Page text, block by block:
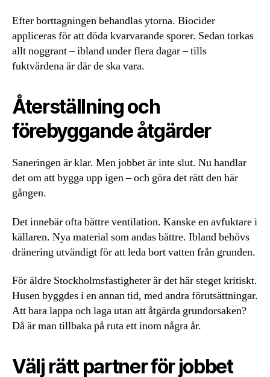
Efter borttagningen behandlas ytorna. Biocider
appliceras för att döda kvarvarande sporer. Sedan torkas
allt noggrant – ibland under flera dagar – tills
fuktvärdena är där de ska vara.
Återställning och
förebyggande åtgärder
Saneringen är klar. Men jobbet är inte slut. Nu handlar
det om att bygga upp igen – och göra det rätt den här
gången.
Det innebär ofta bättre ventilation. Kanske en avfuktare i
källaren. Nya material som andas bättre. Ibland behövs
dränering utvändigt för att leda bort vatten från grunden.
För äldre Stockholmsfastigheter är det här steget kritiskt.
Husen byggdes i en annan tid, med andra förutsättningar.
Att bara lappa och laga utan att åtgärda grundorsaken?
Då är man tillbaka på ruta ett inom några år.
Välj rätt partner för jobbet